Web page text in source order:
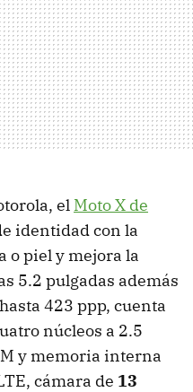
el Moto X de
identidad con la
o piel y mejora la
5.2 pulgadas además
423 ppp, cuenta
núcleos a 2.5
y memoria interna
cámara de 13